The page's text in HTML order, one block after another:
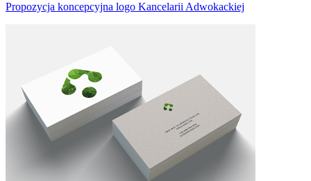
Propozycja koncepcyjna logo Kancelarii Adwokackiej